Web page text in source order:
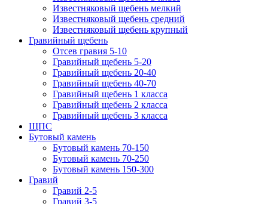
Известняковый щебень мелкий
Известняковый щебень средний
Известняковый щебень крупный
Гравийный щебень
Отсев гравия 5-10
Гравийный щебень 5-20
Гравийный щебень 20-40
Гравийный щебень 40-70
Гравийный щебень 1 класса
Гравийный щебень 2 класса
Гравийный щебень 3 класса
ЩПС
Бутовый камень
Бутовый камень 70-150
Бутовый камень 70-250
Бутовый камень 150-300
Гравий
Гравий 2-5
Гравий 3-5